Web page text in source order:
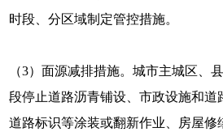
时段、分区域制定管控措施。
（3）面源减排措施。城市主城区、
段停止道路沥青铺设、市政设施和道
道路标识等涂装或翻新作业、房屋修